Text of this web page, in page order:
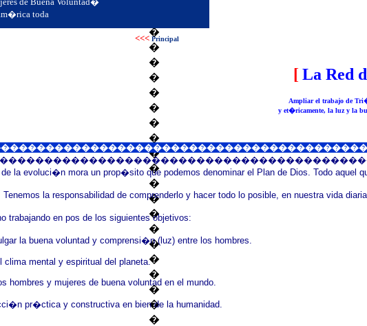
[ La Red
Ampliar el trabajo de
y et�ricamente, la luz y la
la evoluci�n mora un prop�sito que podemos denominar el Plan de Dios. Todo aquel
la responsabilidad de comprenderlo y hacer todo lo posible, en nuestra vida
trabajando en pos de los siguientes objetivos:
la buena voluntad y comprensi�n (luz) entre los hombres.
clima mental y espiritual del planeta.
hombres y mujeres de buena voluntad en el mundo.
pr�ctica y constructiva en bien de la humanidad.
toda
<<< Principal
�
�
�
�
�
�
�
�
�
�
�
�
�
�
�
�
�
�
�
�